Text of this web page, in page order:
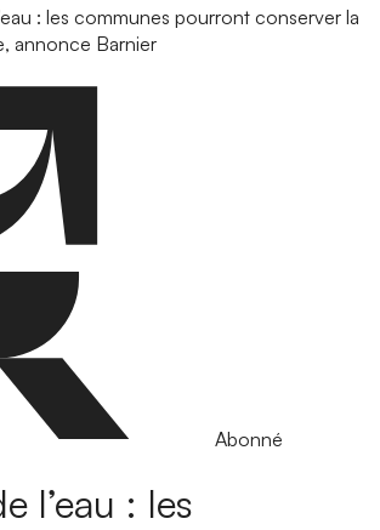
: les communes pourront conserver la
annonce Barnier
Abonné
l’eau : les